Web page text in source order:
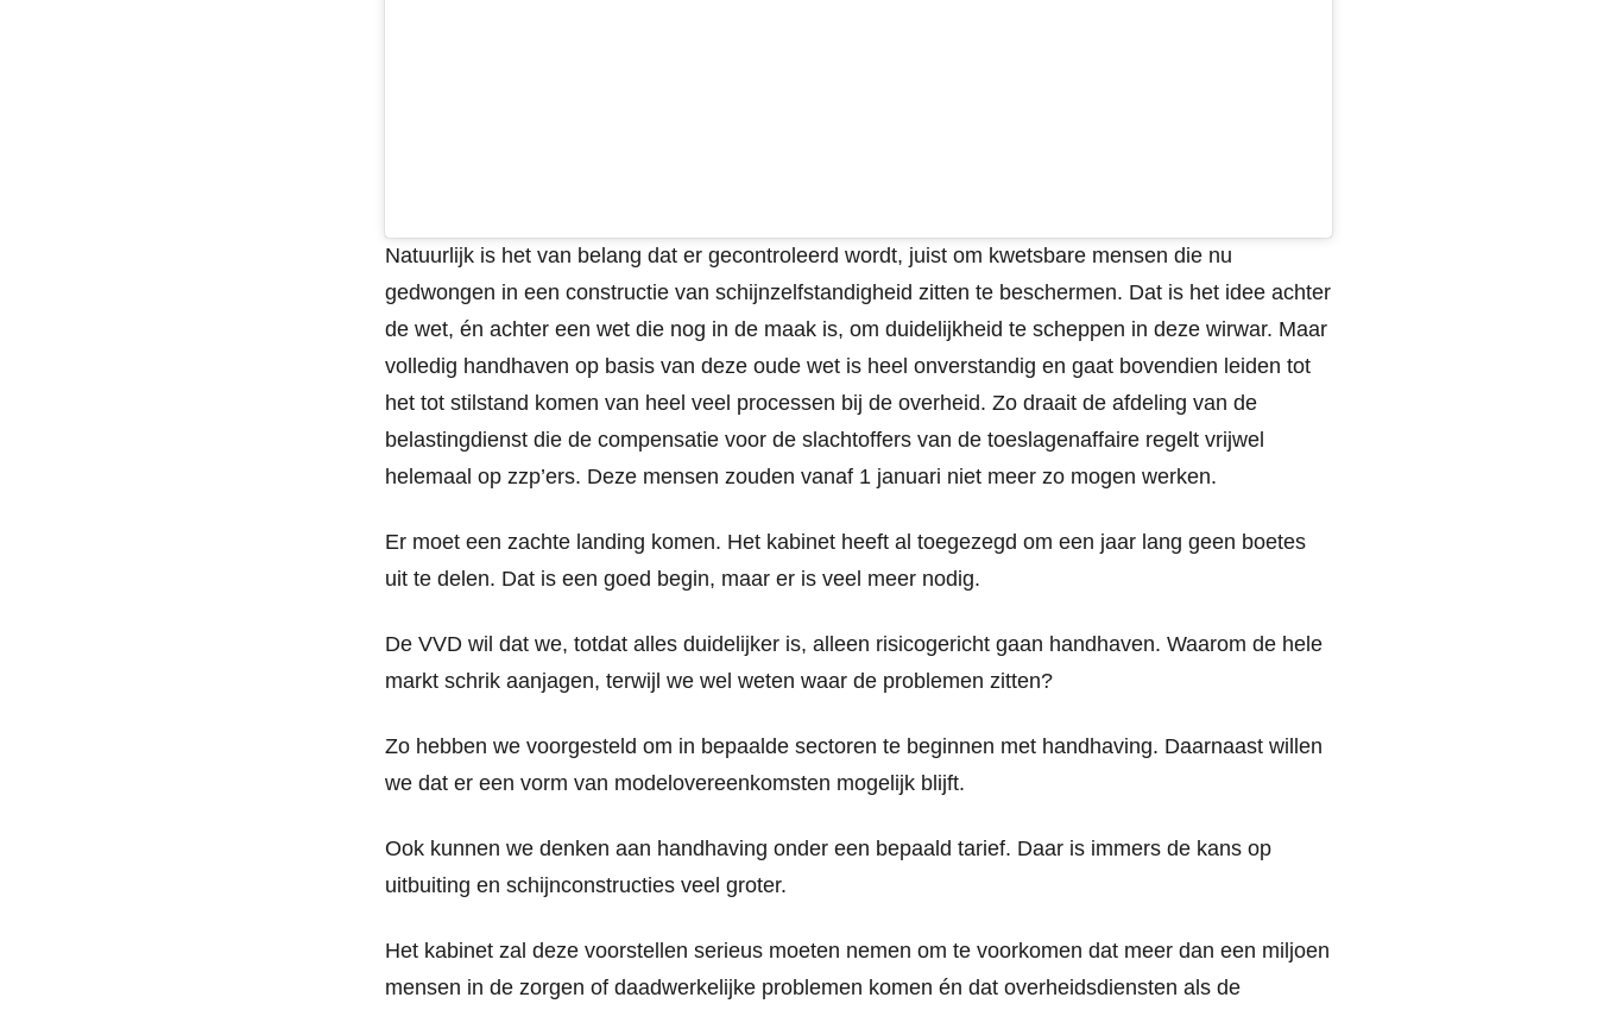
Natuurlijk is het van belang dat er gecontroleerd wordt, juist om kwetsbare mensen die nu
gedwongen in een constructie van schijnzelfstandigheid zitten te beschermen. Dat is het idee achter
de wet, én achter een wet die nog in de maak is, om duidelijkheid te scheppen in deze wirwar. Maar
volledig handhaven op basis van deze oude wet is heel onverstandig en gaat bovendien leiden tot
het tot stilstand komen van heel veel processen bij de overheid. Zo draait de afdeling van de
belastingdienst die de compensatie voor de slachtoffers van de toeslagenaffaire regelt vrijwel
helemaal op zzp’ers. Deze mensen zouden vanaf 1 januari niet meer zo mogen werken.
Er moet een zachte landing komen. Het kabinet heeft al toegezegd om een jaar lang geen boetes
uit te delen. Dat is een goed begin, maar er is veel meer nodig.
De VVD wil dat we, totdat alles duidelijker is, alleen risicogericht gaan handhaven. Waarom de hele
markt schrik aanjagen, terwijl we wel weten waar de problemen zitten?
Zo hebben we voorgesteld om in bepaalde sectoren te beginnen met handhaving. Daarnaast willen
we dat er een vorm van modelovereenkomsten mogelijk blijft.
Ook kunnen we denken aan handhaving onder een bepaald tarief. Daar is immers de kans op
uitbuiting en schijnconstructies veel groter.
Het kabinet zal deze voorstellen serieus moeten nemen om te voorkomen dat meer dan een miljoen
mensen in de zorgen of daadwerkelijke problemen komen én dat overheidsdiensten als de